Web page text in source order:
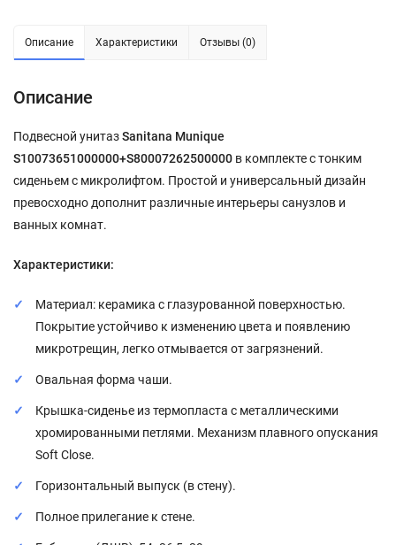
Описание Характеристики Отзывы (0)
Описание
Подвесной унитазSanitana Munique
S10073651000000+S80007262500000 в комплекте с тонким
сиденьем с микролифтом. Простой и универсальный дизайн
превосходно дополнит различные интерьеры санузлов и
ванных комнат.
Характеристики:
Материал: керамика с глазурованной поверхностью.
Покрытие устойчиво к изменению цвета и появлению
микротрещин, легко отмывается от загрязнений.
Овальная форма чаши.
Крышка-сиденье из термопласта с металлическими
хромированными петлями. Механизм плавного опускания
Soft Close.
Горизонтальный выпуск (в стену).
Полное прилегание к стене.